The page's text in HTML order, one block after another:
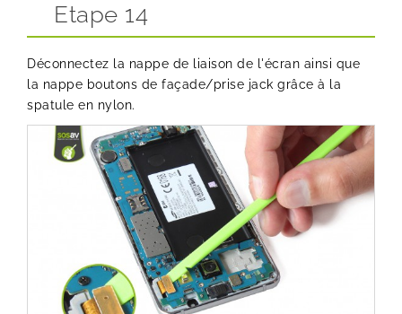
Etape 14
Déconnectez la nappe de liaison de l'écran ainsi que
la nappe boutons de façade/prise jack grâce à la
spatule en nylon.